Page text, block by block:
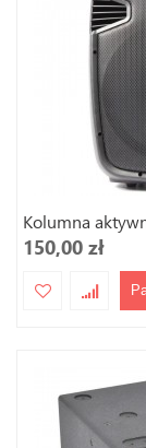
Kolumna
150,00 zł